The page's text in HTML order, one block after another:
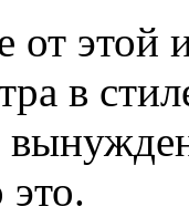
от этой
в